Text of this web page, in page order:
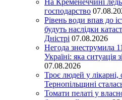
На Кременеччині
господарство
Рівень води впав до
будуть наслідки
Дністрі 07.08.2026
Негода знеструмила
Україні: яка ситуація
07.08.2026
Троє людей у лікарні,
Тернопільщині
Томати пелаті у